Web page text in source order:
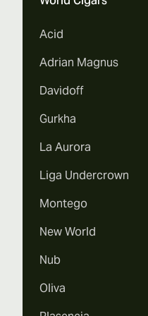
Acid
Adrian Magnus
Davidoff
Gurkha
La Aurora
Liga Undercrown
Montego
New World
Nub
Oliva